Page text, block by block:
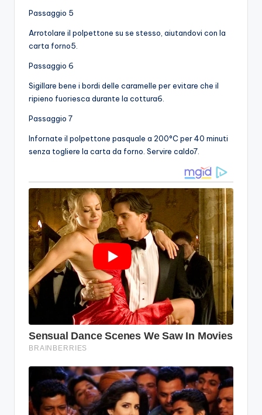
Passaggio 5
Arrotolare il polpettone su se stesso, aiutandovi con la
carta forno5.
Passaggio 6
Sigillare bene i bordi delle caramelle per evitare che il
ripieno fuoriesca durante la cottura6.
Passaggio 7
Infornate il polpettone pasquale a 200°C per 40 minuti
senza togliere la carta da forno. Servire caldo7.